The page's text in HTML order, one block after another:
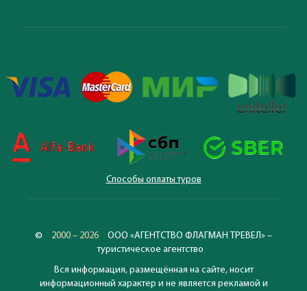
Способы оплаты туров
© 2000 – 2026
ООО «АГЕНТСТВО ФЛАГМАН ТРЕВЕЛ» –
туристическое агентство
Вся информация, размещённая на сайте, носит
информационный характер и не является рекламой и